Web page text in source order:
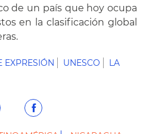
de un país que hoy ocupa
en la clasificación global
EXPRESIÓN UNESCO
LA